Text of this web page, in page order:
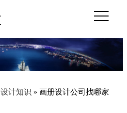
设计知识 » 画册设计公司找哪家